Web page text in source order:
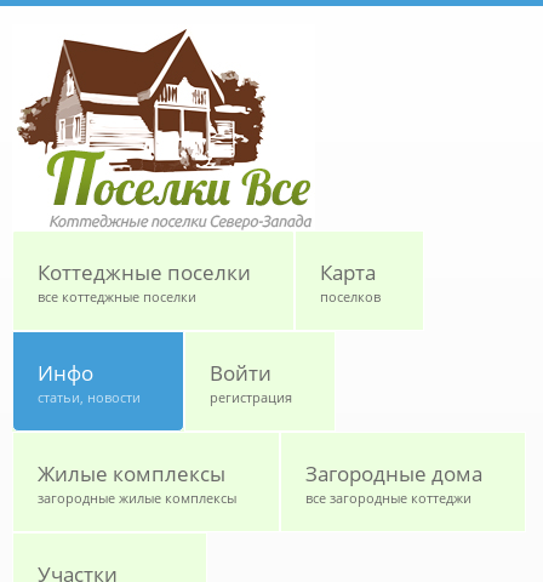
Коттеджные поселки
все коттеджные поселки
Карта
поселков
Инфо
статьи, новости
Войти
регистрация
Жилые комплексы
загородные жилые комплексы
Загородные дома
все загородные коттеджи
Участки